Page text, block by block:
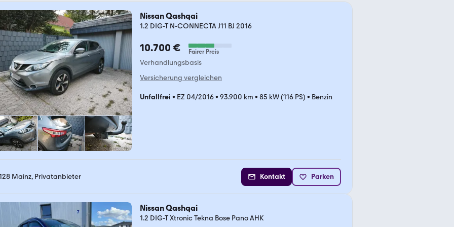
Nissan Qashqai
1.2 DIG-T N-CONNECTA J11 BJ 2016
10.700 € Fairer Preis
Verhandlungsbasis
Versicherung vergleichen
Unfallfrei • EZ 04/2016• 93.900 km • 85 kW (116 PS) • Benzin
Mainz, Privatanbieter Kontakt Parken
Nissan Qashqai
1.2 DIG-T Xtronic Tekna Bose Pano AHK